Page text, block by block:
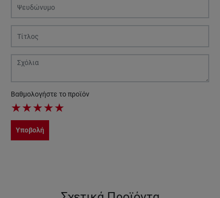
Βαθμολογήστε το προϊόν
★★★★★
Υποβολή